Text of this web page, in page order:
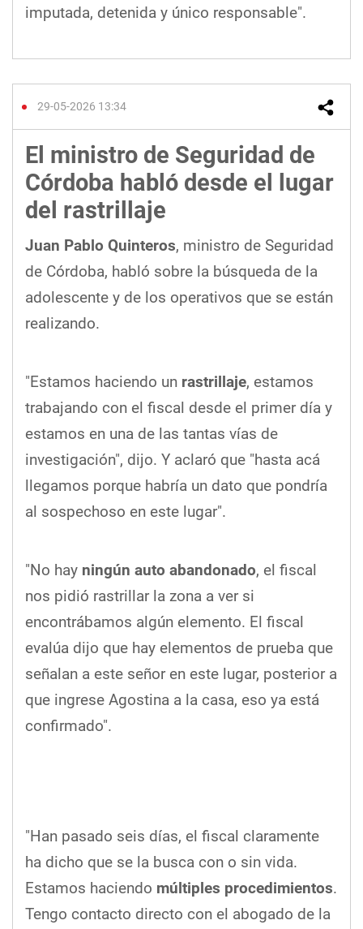
imputada, detenida y único responsable".
29-05-2026 13:34
El ministro de Seguridad de
Córdoba habló desde el lugar
del rastrillaje
Juan Pablo Quinteros, ministro de Seguridad
de Córdoba, habló sobre la búsqueda de la
adolescente y de los operativos que se están
realizando.
"Estamos haciendo un rastrillaje, estamos
trabajando con el fiscal desde el primer día y
estamos en una de las tantas vías de
investigación", dijo. Y aclaró que "hasta acá
llegamos porque habría un dato que pondría
al sospechoso en este lugar".
"No hay ningún auto abandonado, el fiscal
nos pidió rastrillar la zona a ver si
encontrábamos algún elemento. El fiscal
evalúa dijo que hay elementos de prueba que
señalan a este señor en este lugar, posterior a
que ingrese Agostina a la casa, eso ya está
confirmado".
"Han pasado seis días, el fiscal claramente
ha dicho que se la busca con o sin vida.
Estamos haciendo múltiples procedimientos.
Tengo contacto directo con el abogado de la